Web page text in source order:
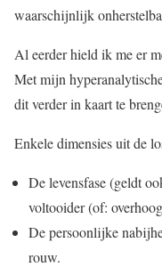
waarschijnlijk
Al eerder hield ik me er
Met mijn
dit verder in kaart te
Enkele dimensies uit de
De levensfase (geldt
voltooider (of:
De persoonlijke
rouw.